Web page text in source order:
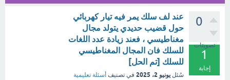
0
تصويتات
1
إجابة
عند لف سلك يمر فيه تيار كهربائي
حول قضيب حديدي يتولد مجال
مغناطيسي ، فعند زيادة عدد اللغات
للسلك فان المجال المغناطيسي
للسلك [تم الحل]
سُئل يونيو 2، 2025 في تصنيف أسئلة تعليمية